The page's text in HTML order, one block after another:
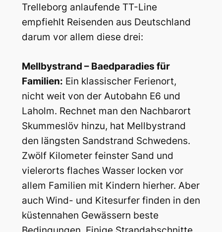
Trelleborg anlaufende TT-Line
empfiehlt Reisenden aus Deutschland
darum vor allem diese drei:
Mellbystrand – Baedparadies für
Familien: Ein klassischer Ferienort,
nicht weit von der Autobahn E6 und
Laholm. Rechnet man den Nachbarort
Skummeslöv hinzu, hat Mellbystrand
den längsten Sandstrand Schwedens.
Zwölf Kilometer feinster Sand und
vielerorts flaches Wasser locken vor
allem Familien mit Kindern hierher. Aber
auch Wind- und Kitesurfer finden in den
küstennahen Gewässern beste